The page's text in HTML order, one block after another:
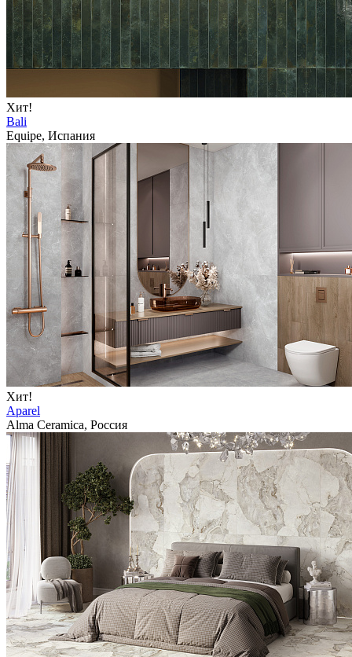
Хит!
Bali
Equipe, Испания
Хит!
Aparel
Alma Ceramica, Россия